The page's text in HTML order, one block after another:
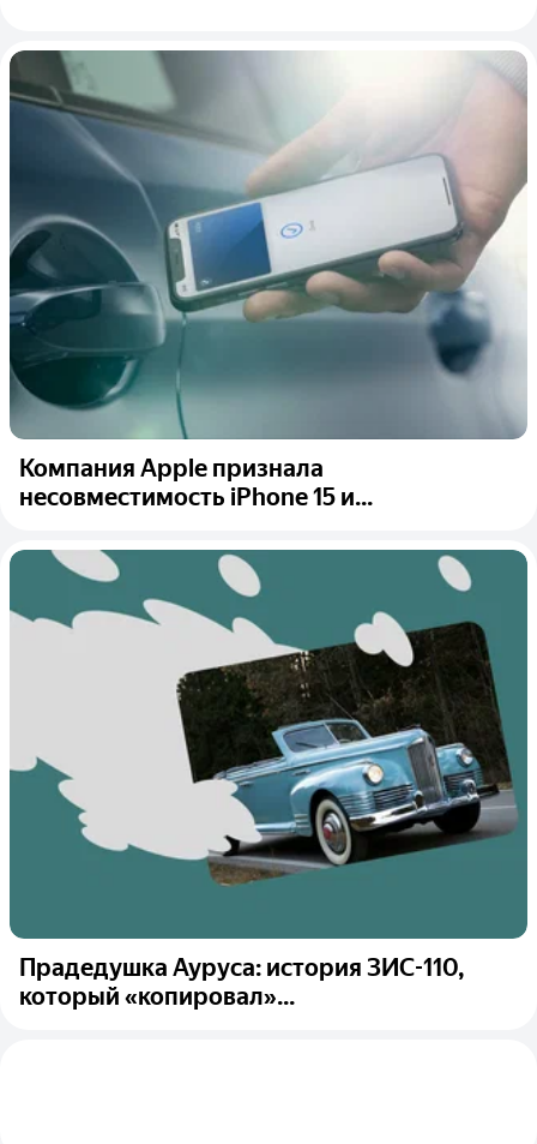
Компания Apple признала
несовместимость iPhone 15 и...
Прадедушка Ауруса: история ЗИС-110,
который «копировал»...